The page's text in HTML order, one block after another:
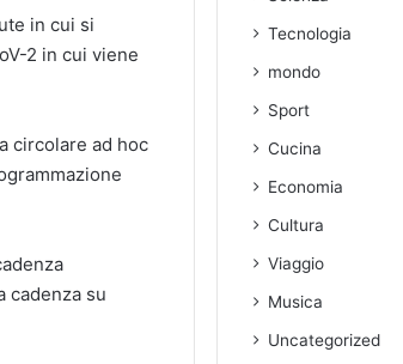
in cui si
2 in cui viene
circolare ad hoc
cadenza su
Tecnologia
mondo
Sport
Cucina
Economia
Cultura
Viaggio
Musica
Uncategorized